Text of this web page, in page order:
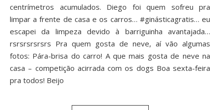
centrímetros acumulados. Diego foi quem sofreu pra
limpar a frente de casa e os carros… #ginásticagratis… eu
escapei da limpeza devido à barriguinha avantajada…
rsrsrsrsrsrs Pra quem gosta de neve, aí vão algumas
fotos: Pára-brisa do carro! A que mais gosta de neve na
casa – competição acirrada com os dogs Boa sexta-feira
pra todos! Beijo